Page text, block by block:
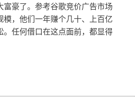
富豪了。参考谷歌竞价广告市场
模，他们一年赚个几十、上百亿
。任何借口在这点面前，都显得